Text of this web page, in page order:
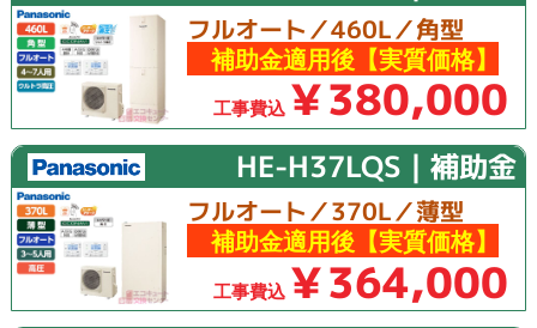
フルオート／460L／角型
補助金適用後【実質価格】
工事費込 ￥380,000
HE-H37LQS｜補助金
フルオート／370L／薄型
補助金適用後【実質価格】
工事費込 ￥364,000